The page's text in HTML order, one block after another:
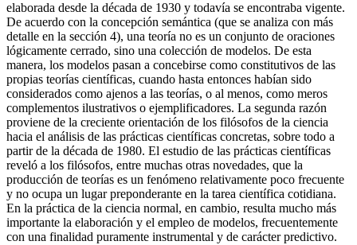
elaborada desde la década de 1930 y todavía se encontraba vigente.
De acuerdo con la concepción semántica (que se analiza con más
detalle en la sección 4), una teoría no es un conjunto de oraciones
lógicamente cerrado, sino una colección de modelos. De esta
manera, los modelos pasan a concebirse como constitutivos de las
propias teorías científicas, cuando hasta entonces habían sido
considerados como ajenos a las teorías, o al menos, como meros
complementos ilustrativos o ejemplificadores. La segunda razón
proviene de la creciente orientación de los filósofos de la ciencia
hacia el análisis de las prácticas científicas concretas, sobre todo a
partir de la década de 1980. El estudio de las prácticas científicas
reveló a los filósofos, entre muchas otras novedades, que la
producción de teorías es un fenómeno relativamente poco frecuente
y no ocupa un lugar preponderante en la tarea científica cotidiana.
En la práctica de la ciencia normal, en cambio, resulta mucho más
importante la elaboración y el empleo de modelos, frecuentemente
con una finalidad puramente instrumental y de carácter predictivo.